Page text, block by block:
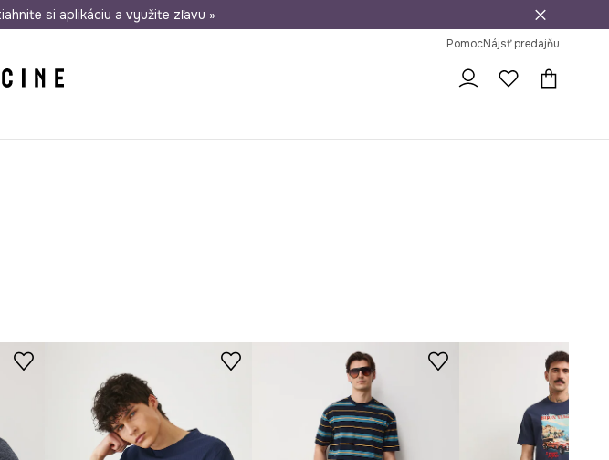
do 24 hodín 30 dní na vrátenie tovaru
si aplikáciu a využite zľavu »
PomocNájsť predajňu